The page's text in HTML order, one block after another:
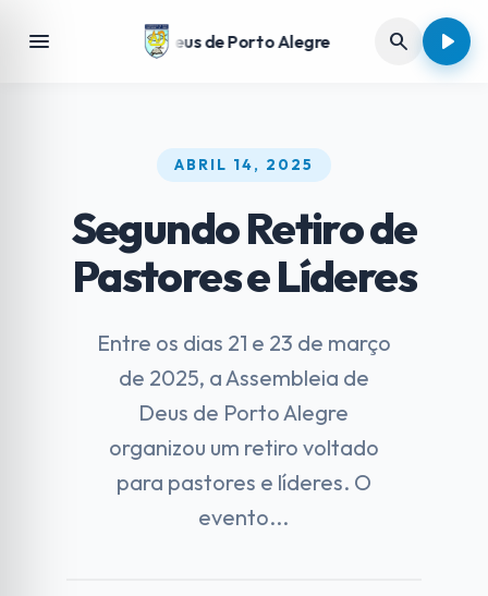
menu
Assembleia de Deus de Porto Alegre search play_arrow
ABRIL 14, 2025
Segundo Retiro de
Pastores e Líderes
Entre os dias 21 e 23 de março
de 2025, a Assembleia de
Deus de Porto Alegre
organizou um retiro voltado
para pastores e líderes. O
evento...